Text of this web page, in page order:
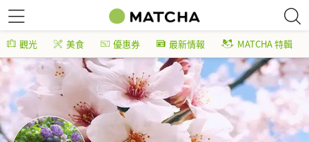
觀光 美食 優惠券 最新情報 MATCHA 特輯